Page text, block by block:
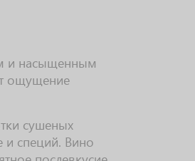
и насыщенным
ощущение
сушеных
специй. Вино